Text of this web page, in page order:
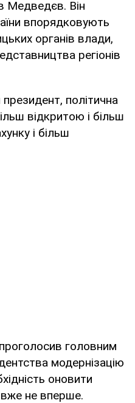
Медведєв. Він
впорядковують
органів влади,
регіонів
політична
відкритою і більш
і більш
головним
модернізацію
оновити
вже не вперше.